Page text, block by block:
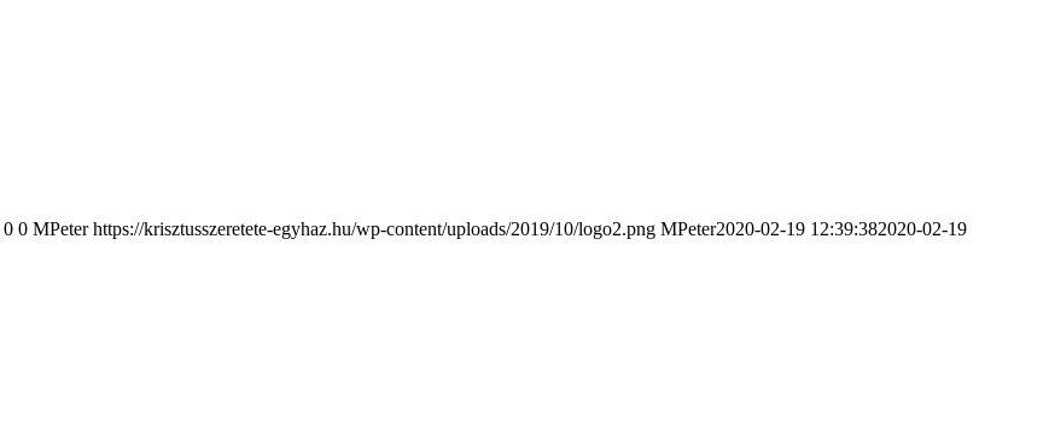
0 0 MPeter https://krisztusszeretete-egyhaz.hu/wp-content/uploads/2019/10/logo2.png MPeter2020-02-19 12:39:382020-02-19